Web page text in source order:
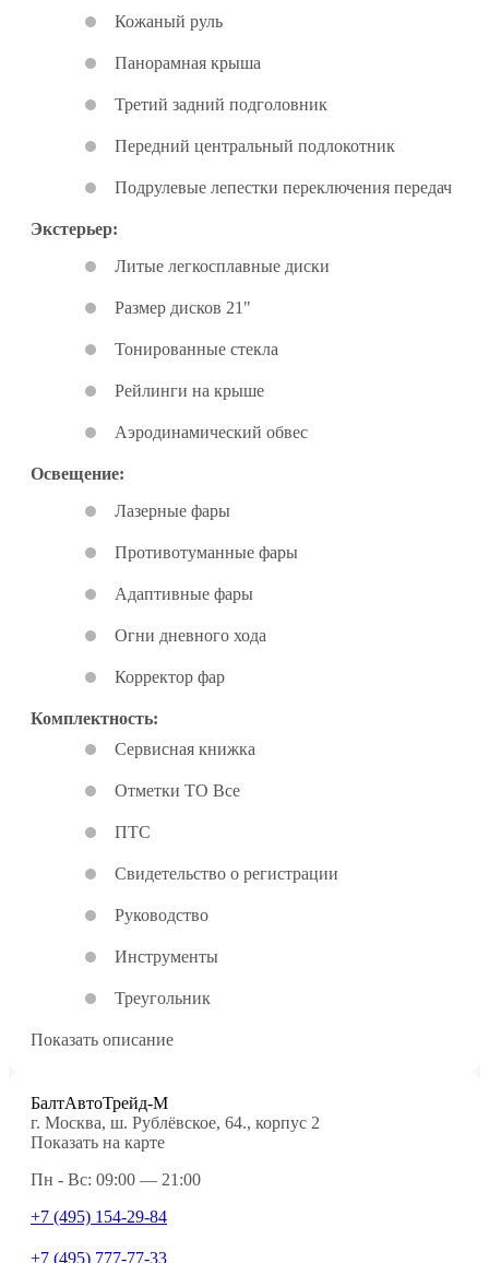
Кожаный руль
Панорамная крыша
Третий задний подголовник
Передний центральный подлокотник
Подрулевые лепестки переключения передач
Экстерьер:
Литые легкосплавные диски
Размер дисков 21"
Тонированные стекла
Рейлинги на крыше
Аэродинамический обвес
Освещение:
Лазерные фары
Противотуманные фары
Адаптивные фары
Огни дневного хода
Корректор фар
Комплектность:
Сервисная книжка
Отметки ТО Все
ПТС
Свидетельство о регистрации
Руководство
Инструменты
Треугольник
Показать описание
БалтАвтоТрейд-М
г. Москва, ш. Рублёвское, 64., корпус 2
Показать на карте
Пн - Вс: 09:00 — 21:00
+7 (495) 154-29-84
+7 (495) 777-77-33